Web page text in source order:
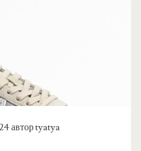
авторtyatya